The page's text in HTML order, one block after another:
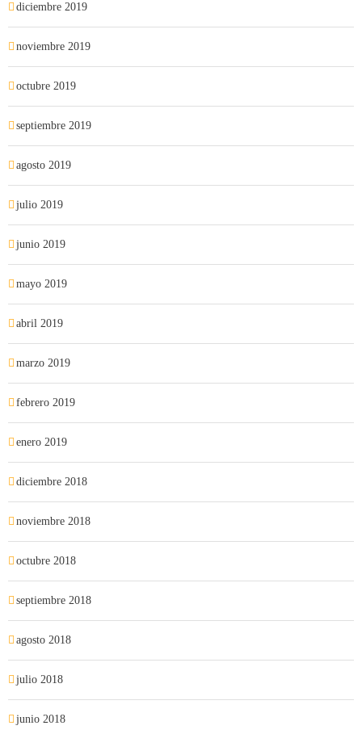
diciembre 2019
noviembre 2019
octubre 2019
septiembre 2019
agosto 2019
julio 2019
junio 2019
mayo 2019
abril 2019
marzo 2019
febrero 2019
enero 2019
diciembre 2018
noviembre 2018
octubre 2018
septiembre 2018
agosto 2018
julio 2018
junio 2018